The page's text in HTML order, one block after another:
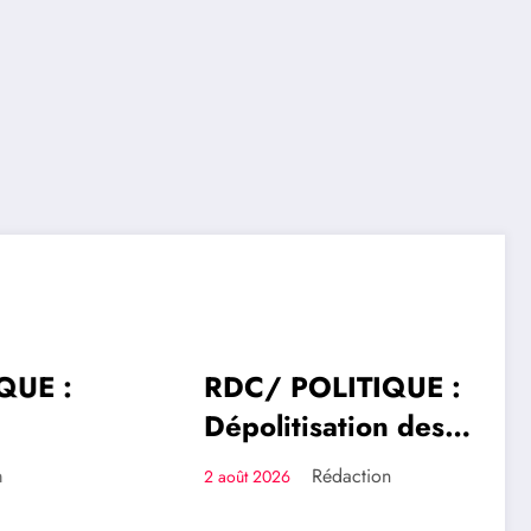
POLITIQUE :
des
Les
2026
SANTÉ